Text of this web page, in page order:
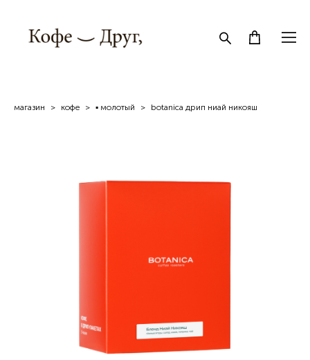
магазин > кофe > ▪ молотый > botanica дрип ниай никояш